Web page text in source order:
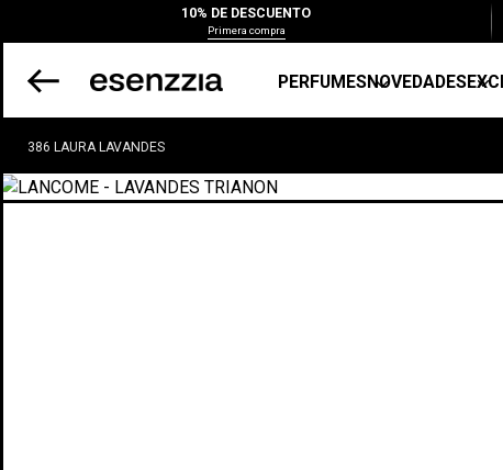
10% DE DESCUENTO
Primera compra
PERFUMESNOVEDADES
386 LAURA LAVANDES